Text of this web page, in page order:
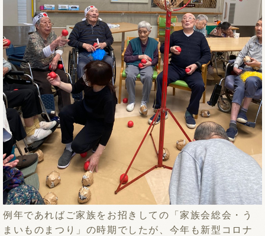
例年であればご家族をお招きしての「家族会総会・う
まいものまつり」の時期でしたが、今年も新型コロナ